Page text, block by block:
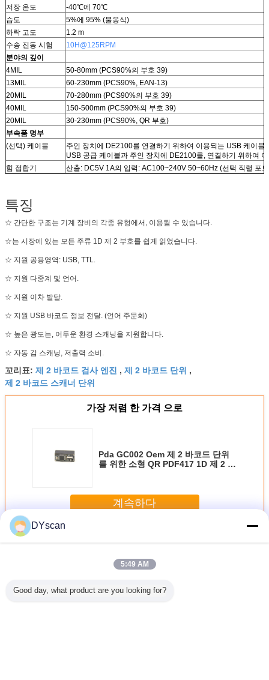
저장 온도
-40℃에 70℃
습도
5%에 95% (불응식)
하락 고도
1.2 m
수송 진동 시험
10H@125RPM
분야의 깊이
4MIL
50-80mm (PCS90%의 부호 39)
13MIL
60-230mm (PCS90%, EAN-13)
20MIL
70-280mm (PCS90%의 부호 39)
40MIL
150-500mm (PCS90%의 부호 39)
20MIL
30-230mm (PCS90%, QR 부호)
부속품 명부
(선택) 케이블
주인 장치에 DE2100를 연결하기 위하여 이용되는 USB 케이블.
USB 공급 케이블과 주인 장치에 DE2100를, 연결하기 위하여
힘 접합기
산출: DC5V 1A의 입력: AC100~240V 50~60Hz (선택 직렬 포
특징
☆ 간단한 구조는 기계 장비의 각종 유형에서, 이용될 수 있습니다.
☆는 시장에 있는 모든 주류 1D 제 2 부호를 쉽게 읽었습니다.
☆ 지원 공용영역: USB, TTL.
☆ 지원 다중계 및 언어.
☆ 지원 이차 발달.
☆ 지원 USB 바코드 정보 전달. (언어 주문화)
☆ 높은 광도는, 어두운 환경 스캐닝을 지원합니다.
☆ 자동 감 스캐닝, 저출력 소비.
꼬리표: 제 2 바코드 검사 엔진 , 제 2 바코드 단위 ,
제 2 바코드 스캐너 단위
가장 저렴 한 가격 으로
Pda GC002 Oem 제 2 바코드 단위
를 위한 소형 QR PDF417 1D 제 2 검
계속하다
더 많은 것
DYscan
5:49 AM
Good day, what product are you looking for?